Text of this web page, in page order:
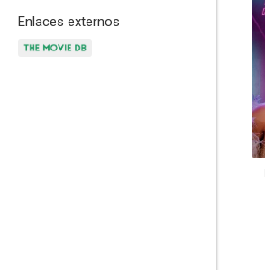
Enlaces externos